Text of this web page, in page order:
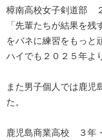
樟南高校女子剣道部
「先輩たちが結果を
をバネに練習をもっと
ハイでも２０２５年よ
また男子個人では鹿児
た。
鹿児島商業高校 ３年